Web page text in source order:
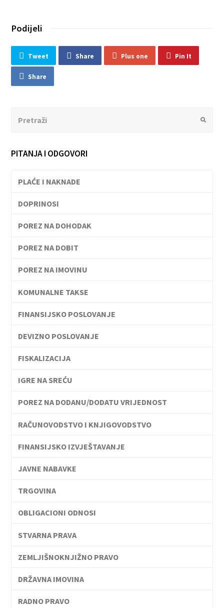
Podijeli
Tweet Share Plus one Pin It
Share
Submit
PITANJA I ODGOVORI
PLAĆE I NAKNADE
DOPRINOSI
POREZ NA DOHODAK
POREZ NA DOBIT
POREZ NA IMOVINU
KOMUNALNE TAKSE
FINANSIJSKO POSLOVANJE
DEVIZNO POSLOVANJE
FISKALIZACIJA
IGRE NA SREĆU
POREZ NA DODANU/DODATU VRIJEDNOST
RAČUNOVODSTVO I KNJIGOVODSTVO
FINANSIJSKO IZVJEŠTAVANJE
JAVNE NABAVKE
TRGOVINA
OBLIGACIONI ODNOSI
STVARNA PRAVA
ZEMLJIŠNOKNJIŽNO PRAVO
DRŽAVNA IMOVINA
RADNO PRAVO